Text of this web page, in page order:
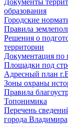
Документы
образования
Городские
Правила
Решения о
территории
Документация по
Площадки под
Адресный план
Зоны охраны
Правила
Топонимика
Перечень
города